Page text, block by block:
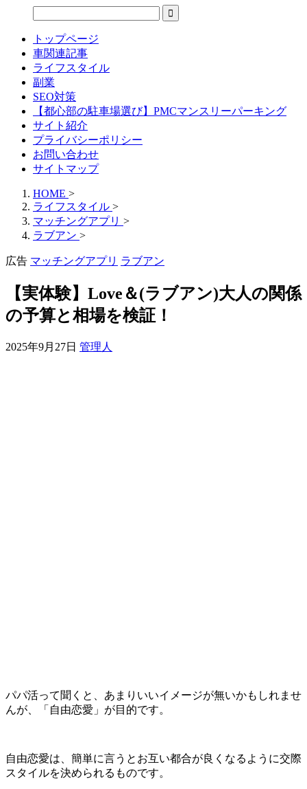
トップページ
車関連記事
ライフスタイル
副業
SEO対策
【都心部の駐車場選び】PMCマンスリーパーキング
サイト紹介
プライバシーポリシー
お問い合わせ
サイトマップ
HOME >
ライフスタイル >
マッチングアプリ >
ラブアン >
広告 マッチングアプリ ラブアン
【実体験】Love＆(ラブアン)大人の関係
の予算と相場を検証！
2025年9月27日 管理人
パパ活って聞くと、あまりいいイメージが無いかもしれませ
んが、「自由恋愛」が目的です。
自由恋愛は、簡単に言うとお互い都合が良くなるように交際
スタイルを決められるものです。